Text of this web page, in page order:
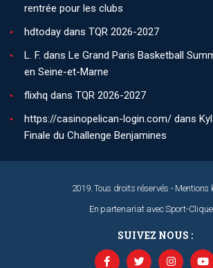
rentrée pour les clubs
hdtoday dans TQR 2026-2027
L. F. dans Le Grand Paris Basketball
en Seine-et-Marne
flixhq dans TQR 2026-2027
https://casinopelican-login.com/ dans
Finale du Challenge Benjamines
2019. Tous droits réservés - Mentions
En partenariat avecSport-
SUIVEZ NOUS :